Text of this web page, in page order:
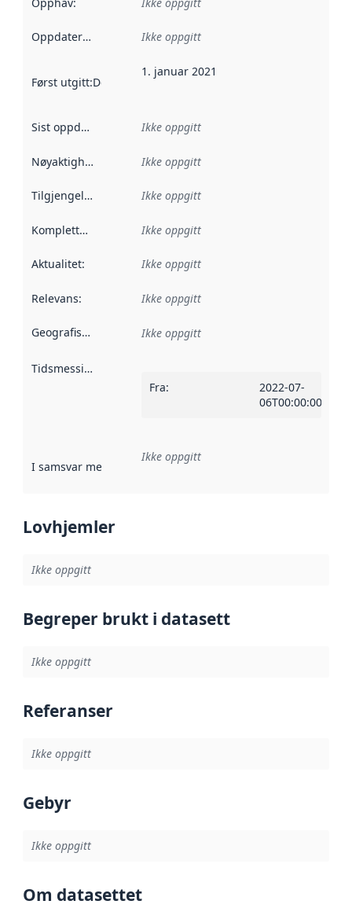
Oppdateringsfrekvens :
Ikke oppgitt
Først utgitt:Denne datoen sier når dataene i dette
1. januar 2021
Sist oppdatert Ikke oppgitt
Nøyaktighet Ikke oppgitt
Tilgjengelighet Ikke oppgitt
Kompletthet Ikke oppgitt
Aktualitet: Ikke oppgitt
Relevans: Ikke oppgitt
Geografisk avgrensning :
Ikke oppgitt
Tidsmessig avgrensning
Fra:
2022-07-
06T00:00:00Z
I samsvar med Referanse til en implementasjonsregel
Ikke oppgitt
Lovhjemler
Ikke oppgitt
Begreper brukt i datasett
Ikke oppgitt
Referanser
Ikke oppgitt
Gebyr
Ikke oppgitt
Om datasettet